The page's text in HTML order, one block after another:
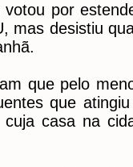
por
mas desistiu
que pelo
que
casa na